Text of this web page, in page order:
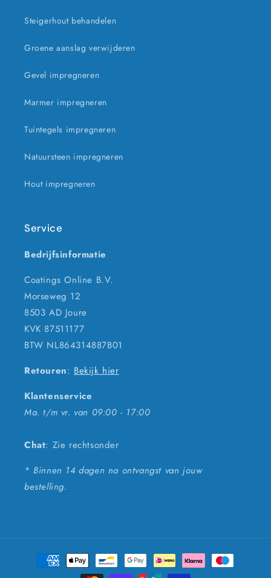
Steigerhout behandelen
Groene aanslag verwijderen
Gevel impregneren
Marmer impregneren
Tuintegels impregneren
Natuursteen impregneren
Hout impregneren
Service
Bedrijfsinformatie
Coatings Online B.V.
Morseweg 12
8503 AD Joure
KVK 87511177
BTW NL864314887B01
Retouren: Bekijk hier
Klantenservice
Ma. t/m vr. van 09:00 - 17:00
Chat: Zie rechtsonder
* Binnen 14 dagen na ontvangst van jouw
bestelling.
Betaalmethoden